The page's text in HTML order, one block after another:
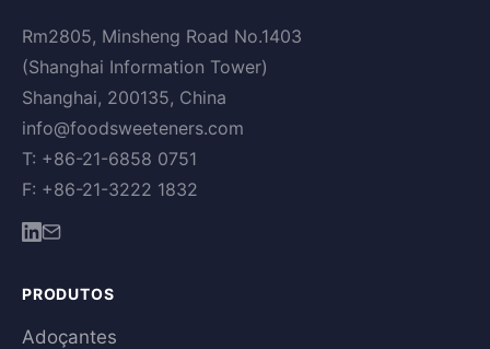
Rm2805, Minsheng Road No.1403
(Shanghai Information Tower)
Shanghai, 200135, China
info@foodsweeteners.com
T: +86-21-6858 0751
F: +86-21-3222 1832
PRODUTOS
Adoçantes